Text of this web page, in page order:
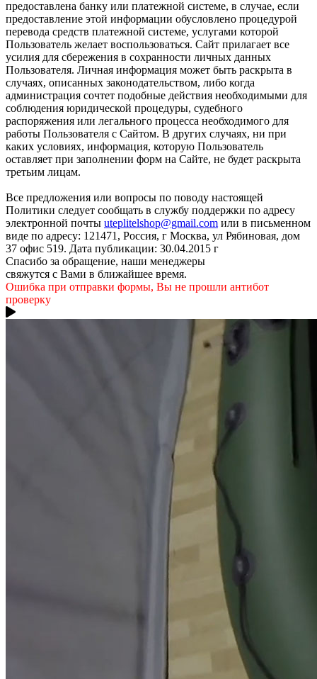
предоставлена банку или платежной системе, в случае, если
предоставление этой информации обусловлено процедурой
перевода средств платежной системе, услугами которой
Пользователь желает воспользоваться. Сайт прилагает все
усилия для сбережения в сохранности личных данных
Пользователя. Личная информация может быть раскрыта в
случаях, описанных законодательством, либо когда
администрация сочтет подобные действия необходимыми для
соблюдения юридической процедуры, судебного
распоряжения или легального процесса необходимого для
работы Пользователя с Сайтом. В других случаях, ни при
каких условиях, информация, которую Пользователь
оставляет при заполнении форм на Сайте, не будет раскрыта
третьим лицам.
Все предложения или вопросы по поводу настоящей
Политики следует сообщать в службу поддержки по адресу
электронной почты uteplitelshop@gmail.com или в письменном
виде по адресу: 121471, Россия, г Москва, ул Рябиновая, дом
37 офис 519. Дата публикации: 30.04.2015 г
Спасибо за обращение, наши менеджеры
свяжутся с Вами в ближайшее время.
Ошибка при отправки формы, Вы не прошли антибот
проверку